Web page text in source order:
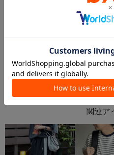
【🌸CPCM🌸】人気アイテムTOP10はこちらから👀